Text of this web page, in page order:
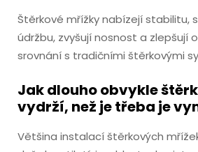
Štěrkové mřížky nabízejí stabilitu,
údržbu, zvyšují nosnost a zlepšují
srovnání s tradičními štěrkovými
Jak dlouho obvykle
vydrží, než je třeba je
Většina instalací štěrkových